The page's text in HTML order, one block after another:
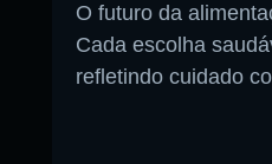
O futuro da
Cada escolha
refletindo cuidado